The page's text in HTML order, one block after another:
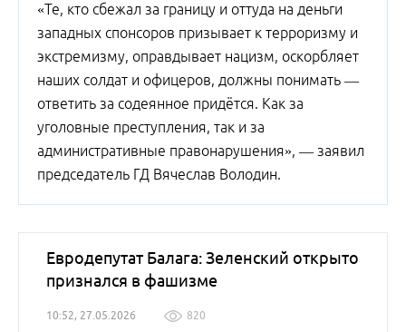
«Те, кто сбежал за границу и оттуда на деньги
западных спонсоров призывает к терроризму и
экстремизму, оправдывает нацизм, оскорбляет
наших солдат и офицеров, должны понимать —
ответить за содеянное придётся. Как за
уголовные преступления, так и за
административные правонарушения», — заявил
председатель ГД Вячеслав Володин.
Евродепутат Балага: Зеленский открыто
признался в фашизме
10:52, 27.05.2026 820